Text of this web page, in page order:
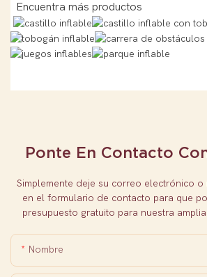
Encuentra más productos
Ponte En Contacto
Simplemente deje su correo electrónico
en el formulario de contacto para que
presupuesto gratuito para nuestra
Nombre